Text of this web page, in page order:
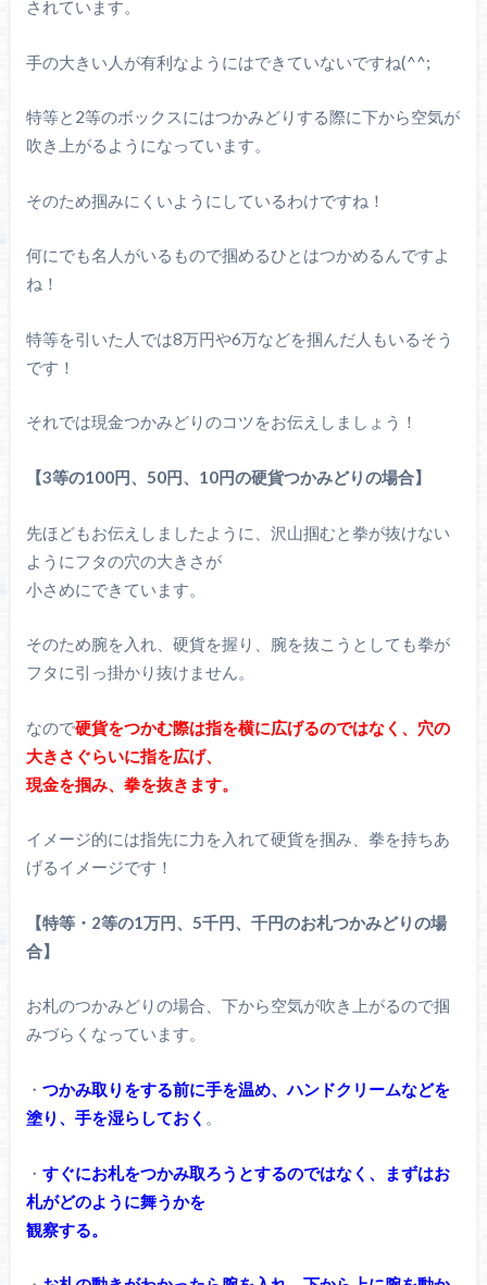
されています。
手の大きい人が有利なようにはできていないですね(^^;
特等と2等のボックスにはつかみどりする際に下から空気が
吹き上がるようになっています。
そのため掴みにくいようにしているわけですね！
何にでも名人がいるもので掴めるひとはつかめるんですよ
ね！
特等を引いた人では8万円や6万などを掴んだ人もいるそう
です！
それでは現金つかみどりのコツをお伝えしましょう！
【3等の100円、50円、10円の硬貨つかみどりの場合】
先ほどもお伝えしましたように、沢山掴むと拳が抜けない
ようにフタの穴の大きさが
小さめにできています。
そのため腕を入れ、硬貨を握り、腕を抜こうとしても拳が
フタに引っ掛かり抜けません。
なので硬貨をつかむ際は指を横に広げるのではなく、穴の
大きさぐらいに指を広げ、
現金を掴み、拳を抜きます。
イメージ的には指先に力を入れて硬貨を掴み、拳を持ちあ
げるイメージです！
【特等・2等の1万円、5千円、千円のお札つかみどりの場
合】
お札のつかみどりの場合、下から空気が吹き上がるので掴
みづらくなっています。
・ つかみ取りをする前に手を温め、ハンドクリームなどを
塗り、手を湿らしておく 。
・ すぐにお札をつかみ取ろうとするのではなく、まずはお
札がどのように舞うかを
観察する。